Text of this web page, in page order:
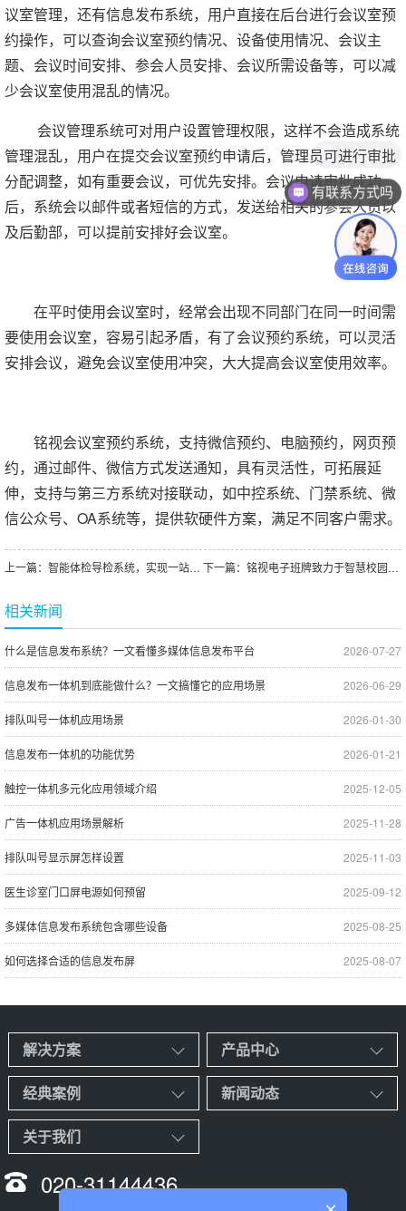
议室管理，还有信息发布系统，用户直接在后台进行会议室预
约操作，可以查询会议室预约情况、设备使用情况、会议主
题、会议时间安排、参会人员安排、会议所需设备等，可以减
少会议室使用混乱的情况。
会议管理系统可对用户设置管理权限，这样不会造成系统
管理混乱，用户在提交会议室预约申请后，管理员可进行审批
分配调整，如有重要会议，可优先安排。会议申请审批成功
后，系统会以邮件或者短信的方式，发送给相关的参会人员以
及后勤部，可以提前安排好会议室。
在平时使用会议室时，经常会出现不同部门在同一时间需
要使用会议室，容易引起矛盾，有了会议预约系统，可以灵活
安排会议，避免会议室使用冲突，大大提高会议室使用效率。
铭视会议室预约系统，支持微信预约、电脑预约，网页预
约，通过邮件、微信方式发送通知，具有灵活性，可拓展延
伸，支持与第三方系统对接联动，如中控系统、门禁系统、微
信公众号、OA系统等，提供软硬件方案，满足不同客户需求。
上一篇： 智能体检导检系统，实现一站式智能体检服务 下一篇： 铭视电子班牌致力于智慧校园建设
相关新闻
2026-07-27
什么是信息发布系统？一文看懂多媒体信息发布平台
2026-06-29
信息发布一体机到底能做什么？一文搞懂它的应用场景
2026-01-30
排队叫号一体机应用场景
2026-01-21
信息发布一体机的功能优势
2025-12-05
触控一体机多元化应用领域介绍
2025-11-28
广告一体机应用场景解析
2025-11-03
排队叫号显示屏怎样设置
2025-09-12
医生诊室门口屏电源如何预留
2025-08-25
多媒体信息发布系统包含哪些设备
2025-08-07
如何选择合适的信息发布屏
解决方案 产品中心
经典案例 新闻动态
关于我们
020-31144436
产品报价
有联系方式吗